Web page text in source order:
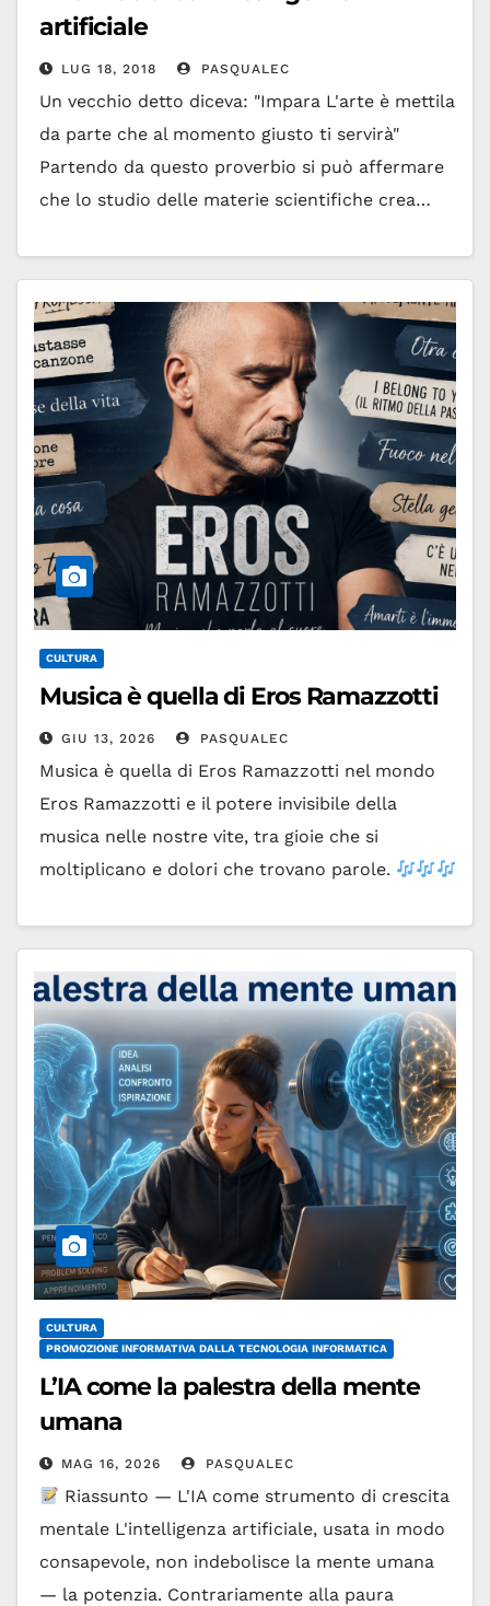
artificiale
LUG 18, 2018 PASQUALEC
Un vecchio detto diceva: "Impara L'arte è mettila
da parte che al momento giusto ti servirà"
Partendo da questo proverbio si può affermare
che lo studio delle materie scientifiche crea…
CULTURA
Musica è quella di Eros Ramazzotti
GIU 13, 2026 PASQUALEC
Musica è quella di Eros Ramazzotti nel mondo
Eros Ramazzotti e il potere invisibile della
musica nelle nostre vite, tra gioie che si
moltiplicano e dolori che trovano parole.
Leggi tutto
CULTURA
PROMOZIONE INFORMATIVA DALLA TECNOLOGIA INFORMATICA
L’IA come la palestra della mente
umana
MAG 16, 2026 PASQUALEC
Riassunto — L'IA come strumento di crescita
mentale L'intelligenza artificiale, usata in modo
consapevole, non indebolisce la mente umana
— la potenzia. Contrariamente alla paura